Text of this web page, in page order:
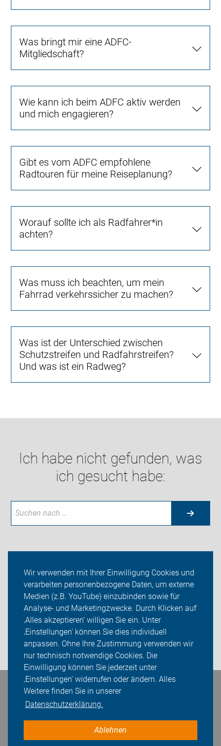
Wir verwenden mit Ihrer Einwilligung Cookies und
verarbeiten personenbezogene Daten, um externe
Medien (z.B. YouTube) einzubinden sowie für
Analyse- und Marketingzwecke. Durch Klicken auf
‚Alles akzeptieren‘ willigen Sie ein. Unter
‚Einstellungen‘ können Sie dies individuell
anpassen. Ohne Ihre Zustimmung verwenden wir
nur technisch notwendige Cookies. Die
Einwilligung können Sie jederzeit unter
‚Einstellungen‘ widerrufen oder ändern. Alles
Weitere finden Sie in unserer
Datenschutzerklärung.
Ablehnen
Was bringt mir eine ADFC-
Mitgliedschaft?
Wie kann ich beim ADFC aktiv werden
und mich engagieren?
Gibt es vom ADFC empfohlene
Radtouren für meine Reiseplanung?
Worauf sollte ich als Radfahrer*in
achten?
Was muss ich beachten, um mein
Fahrrad verkehrssicher zu machen?
Was ist der Unterschied zwischen
Schutzstreifen und Radfahrstreifen?
Und was ist ein Radweg?
Ich habe nicht gefunden, was
ich gesucht habe:
ADFC Bautzen
Sei dabei
Presse
Login
Bleiben Sie in Kontakt